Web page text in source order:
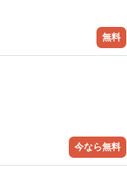
無料
今なら無料